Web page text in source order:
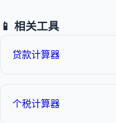
📱 相关工具
贷款计算器
个税计算器